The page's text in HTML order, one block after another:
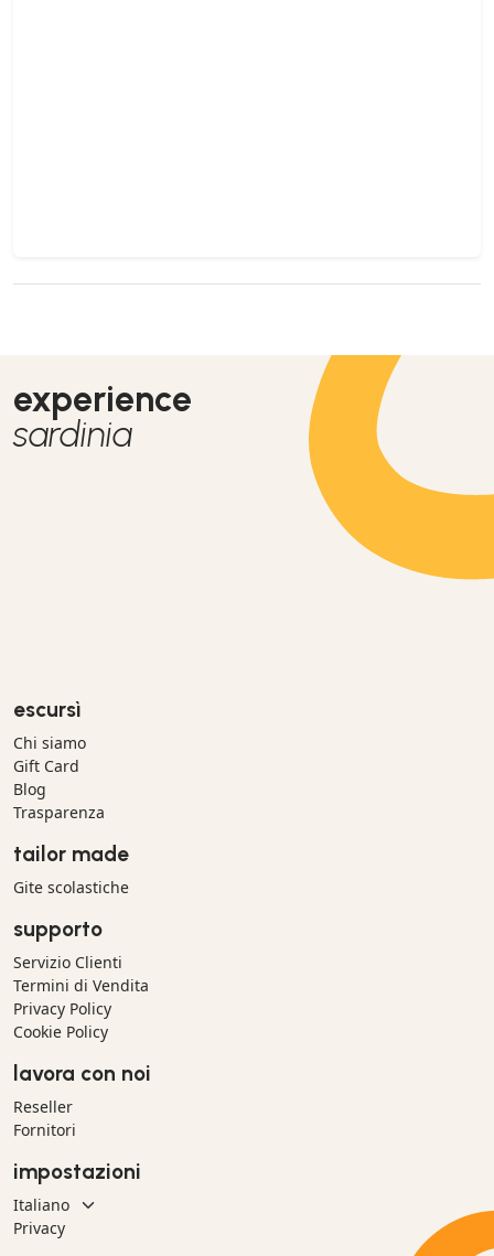
experience
sardinia
escursì
Chi siamo
Gift Card
Blog
Trasparenza
tailor made
Gite scolastiche
supporto
Servizio Clienti
Termini di Vendita
Privacy Policy
Cookie Policy
lavora con noi
Reseller
Fornitori
impostazioni
Privacy